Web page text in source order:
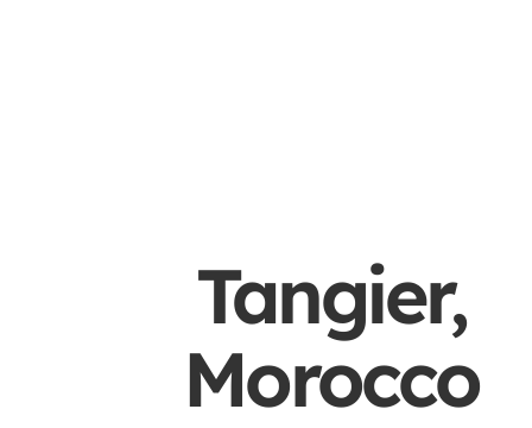
Tangier,
Morocco